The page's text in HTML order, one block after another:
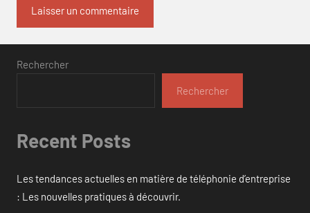
Rechercher
Rechercher
Recent Posts
Les tendances actuelles en matière de téléphonie d’entreprise
: Les nouvelles pratiques à découvrir.